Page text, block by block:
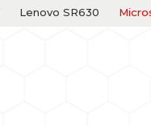
Lenovo SR630